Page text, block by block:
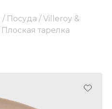
/ Посуда / Villeroy &
Плоская тарелка